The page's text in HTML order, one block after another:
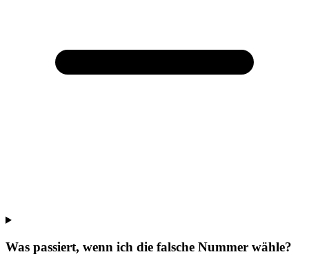
Was passiert, wenn ich die falsche Nummer wähle?